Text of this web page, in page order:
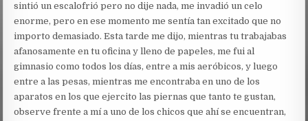
sintió un escalofrió pero no dije nada, me invadió un celo
enorme, pero en ese momento me sentía tan excitado que no
importo demasiado. Esta tarde me dijo, mientras tu trabajabas
afanosamente en tu oficina y lleno de papeles, me fui al
gimnasio como todos los días, entre a mis aeróbicos, y luego
entre a las pesas, mientras me encontraba en uno de los
aparatos en los que ejercito las piernas que tanto te gustan,
observe frente a mí a uno de los chicos que ahí se encuentran,